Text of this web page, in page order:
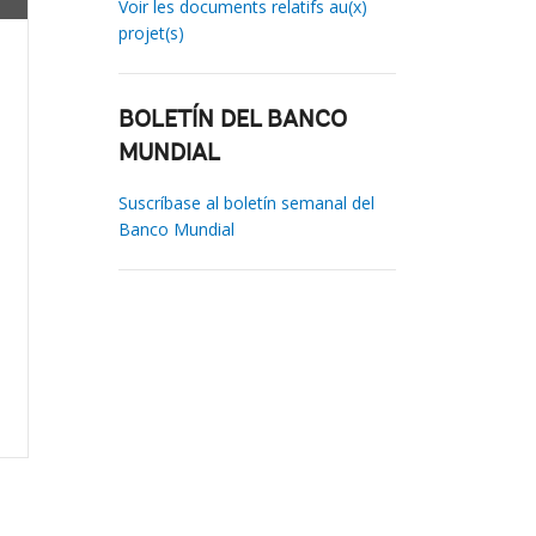
Voir les documents relatifs au(x)
projet(s)
BOLETÍN DEL BANCO
MUNDIAL
Suscríbase al boletín semanal del
Banco Mundial